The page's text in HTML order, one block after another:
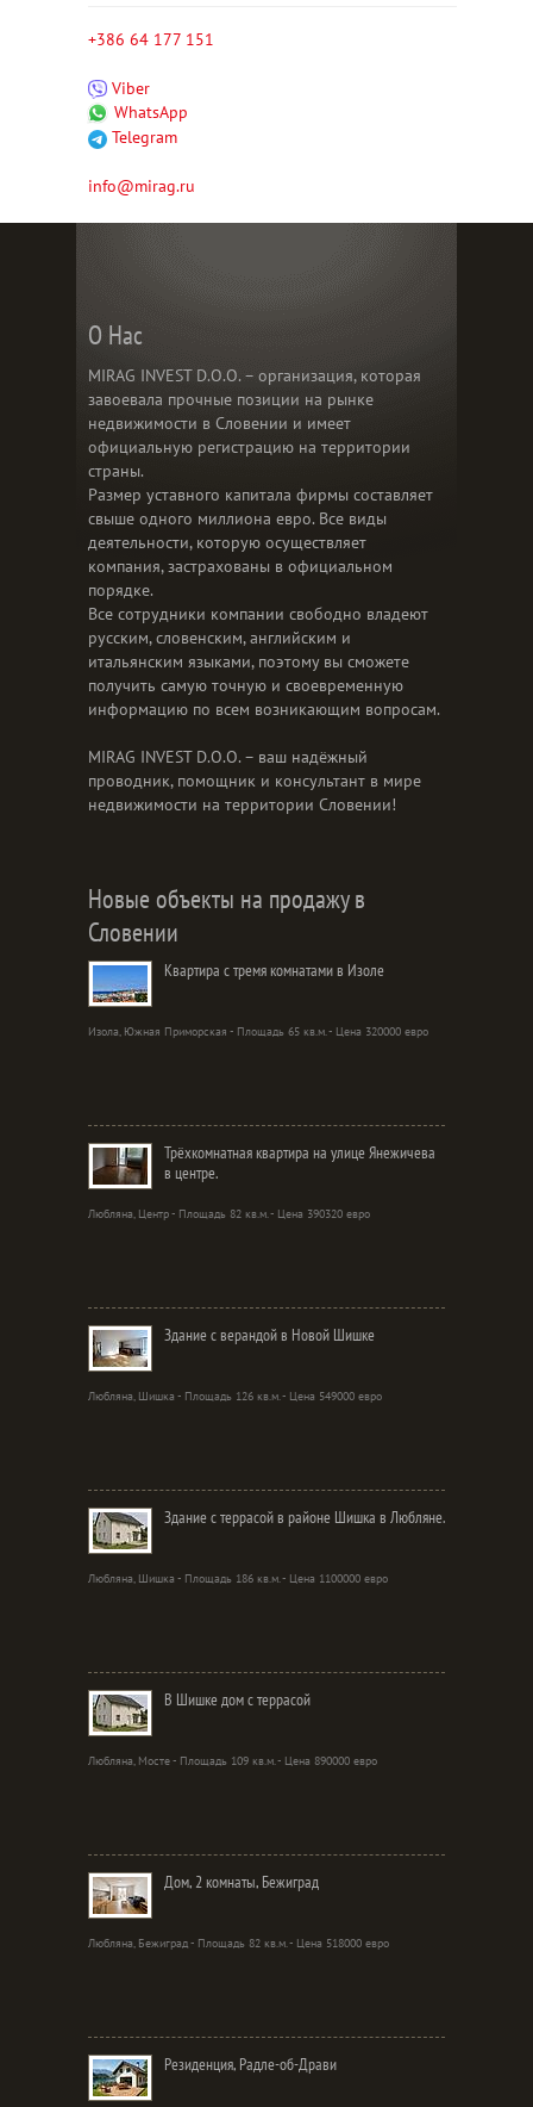
+386 64 177 151
Viber
WhatsApp
Telegram
info@mirag.ru
О Нас
MIRAG INVEST D.O.O. – организация, которая
завоевала прочные позиции на рынке
недвижимости в Словении и имеет
официальную регистрацию на территории
страны.
Размер уставного капитала фирмы составляет
свыше одного миллиона евро. Все виды
деятельности, которую осуществляет
компания, застрахованы в официальном
порядке.
Все сотрудники компании свободно владеют
русским, словенским, английским и
итальянским языками, поэтому вы сможете
получить самую точную и своевременную
информацию по всем возникающим вопросам.
MIRAG INVEST D.O.O. – ваш надёжный
проводник, помощник и консультант в мире
недвижимости на территории Словении!
Новые объекты на продажу в
Словении
Квартира с тремя комнатами в Изоле
Изола, Южная Приморская - Площадь 65 кв.м. - Цена 320000 евро
Трёхкомнатная квартира на улице Янежичева
в центре.
Любляна, Центр - Площадь 82 кв.м. - Цена 390320 евро
Здание с верандой в Новой Шишке
Любляна, Шишка - Площадь 126 кв.м. - Цена 549000 евро
Здание с террасой в районе Шишка в Любляне.
Любляна, Шишка - Площадь 186 кв.м. - Цена 1100000 евро
В Шишке дом с террасой
Любляна, Мосте - Площадь 109 кв.м. - Цена 890000 евро
Дом, 2 комнаты, Бежиград
Любляна, Бежиград - Площадь 82 кв.м. - Цена 518000 евро
Резиденция, Радле-об-Драви